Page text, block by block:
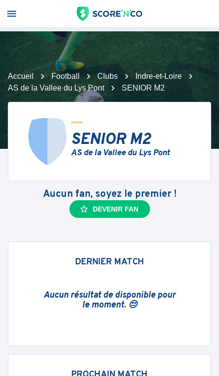
Accueil Football Clubs
Indre-et-Loire
AS de la Vallee du Lys Pont
SENIOR M2
SENIOR M2
AS de la Vallee du Lys Pont
Aucun fan, soyez le premier !
DEVENIR FAN
DERNIER MATCH
Aucun résultat de disponible pour
le moment. 😔